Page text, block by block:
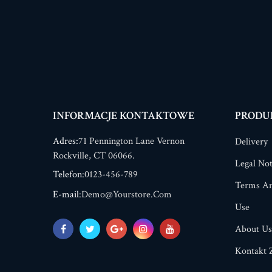
INFORMACJE KONTAKTOWE
Adres:71 Pennington Lane Vernon
Rockville, CT 06066.
Telefon:0123-456-789
E-mail:Demo@yourstore.com
Delivery
Legal
Terms
Use
About Us
Kontakt